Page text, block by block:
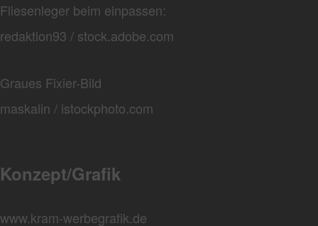
Fliesenleger beim einpassen:
redaktion93 / stock.adobe.com
Graues Fixier-Bild
maskalin / istockphoto.com
Konzept/Grafik
www.kram-werbegrafik.de